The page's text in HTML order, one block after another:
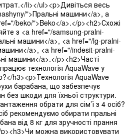
li></ul><p>Дивіться весь
">Пральні машини</a>, а
beko/">Beko</a>.</p><h2>Схожі
з <a href="/samsung-pralni-
машини</a>, <a href="/lg-pralni-
a>, <a href="/indesit-pralni-
машини</a>.</p><h2>Часті
технологія AquaWave у
h3><p>Технологія AquaWave
барабана, що забезпечує
без шкоди для їхньої структури.
обрати для сім’ї з 4 осіб?
рекомендуємо обирати пральні
від 8 кг для зручності прання
p><h3>Чи можна використовувати